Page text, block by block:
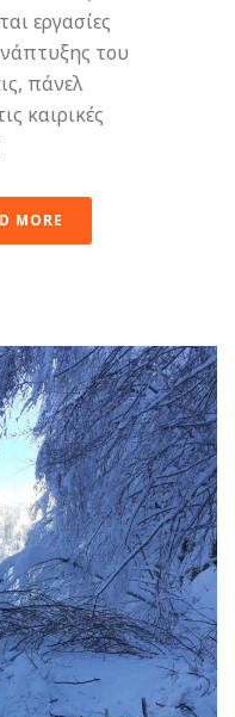
εργασίες
του
πάνελ
καιρικές
MORE